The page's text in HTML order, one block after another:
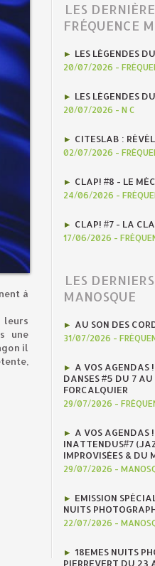
à
leurs
une
il
LES
FRÉQUENCE
LES LÉGENDES
20/07/2026 -
LES LÉGENDES
20/07/2026 - N C
CITESLAB :
02/07/2026 -
CLAP! #8 - LE
24/06/2026 -
CLAP! #7 - LA
17/06/2026 -
LES
MANOSQUE
AU SON DES
31/07/2026 -
A VOS AGENDAS
DANSES #5 DU 7
FORCALQUIER
29/07/2026 -
A VOS AGENDAS
INATTENDUS#7
IMPROVISÉES & DU
29/07/2026 -
EMISSION
NUITS
22/07/2026 -
18EMES NUITS
PIERREVERT DU 23